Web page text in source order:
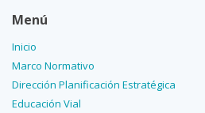
Menú
Inicio
Marco Normativo
Dirección Planificación Estratégica
Educación Vial